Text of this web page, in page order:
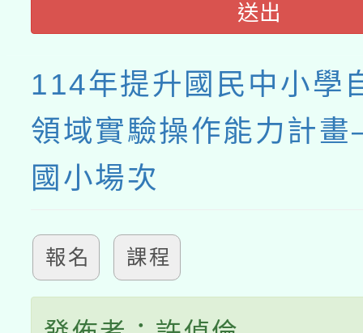
送出
114年提升國民中小學
領域實驗操作能力計
國小場次
報名 課程